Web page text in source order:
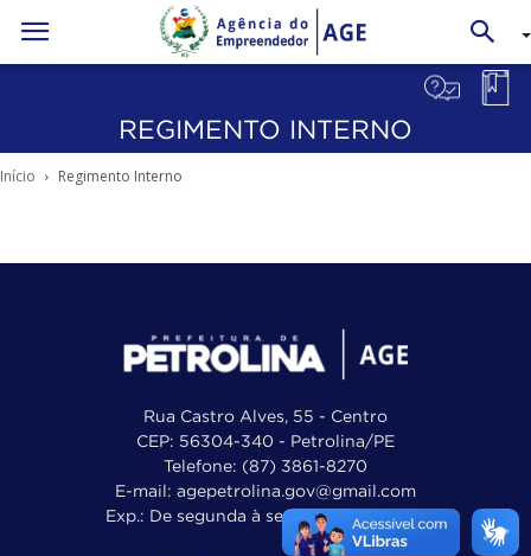
REGIMENTO INTERNO
Início Regimento Interno
Rua Castro Alves, 55 - Centro
CEP: 56304-340 - Petrolina/PE
Telefone: (87) 3861-8270
E-mail: agepetrolina.gov@gmail.com
Exp.: De segunda à sexta, das 8h às 12h